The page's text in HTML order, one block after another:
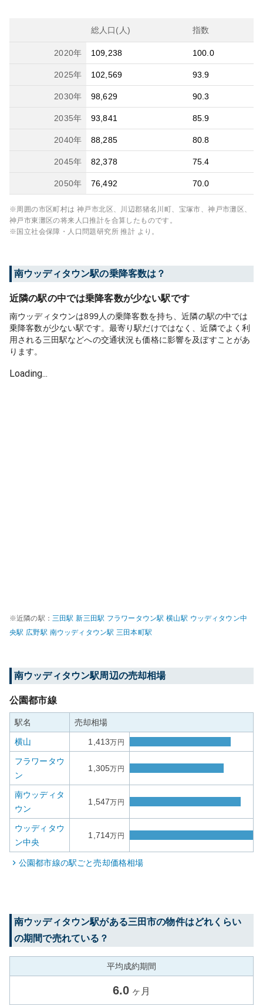
総人口(人) 指数
2020年 109,238 100.0
2025年 102,569 93.9
2030年 98,629 90.3
2035年 93,841 85.9
2040年 88,285 80.8
2045年 82,378 75.4
2050年 76,492 70.0
※周囲の市区町村は 神戸市北区、川辺郡猪名川町、宝塚市、神戸市灘区、
神戸市東灘区の将来人口推計を合算したものです。
※国立社会保障・人口問題研究所 推計 より。
南ウッディタウン駅の乗降客数は？
近隣の駅の中では乗降客数が少ない駅です
南ウッディタウンは899人の乗降客数を持ち、近隣の駅の中では
乗降客数が少ない駅です。最寄り駅だけではなく、近隣でよく利
用される三田駅などへの交通状況も価格に影響を及ぼすことがあ
ります。
Loading...
※近隣の駅： 三田駅 新三田駅 フラワータウン駅 横山駅 ウッディタウン中
央駅 広野駅 南ウッディタウン駅 三田本町駅
南ウッディタウン駅周辺の売却相場
公園都市線
駅名 売却相場
横山 1,413万円
フラワータウ
ン
1,305万円
南ウッディタ
ウン
1,547万円
ウッディタウ
ン中央
1,714万円
公園都市線の駅ごと売却価格相場
南ウッディタウン駅がある三田市の物件はどれくらい
の期間で売れている？
平均成約期間
6.0 ヶ月